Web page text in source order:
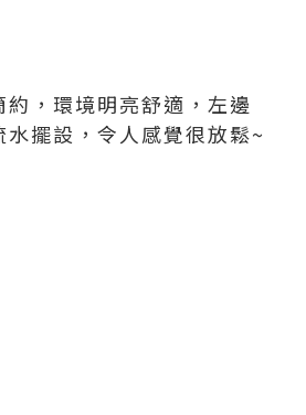
，環境明亮舒適，左邊
擺設，令人感覺很放鬆~